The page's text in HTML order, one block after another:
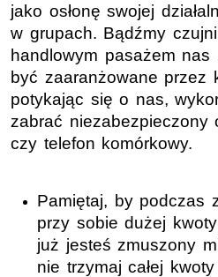
jako osłonę swojej
w grupach. Bądźmy
handlowym pasażem nas
być zaaranżowane przez
potykając się o nas,
zabrać niezabezpieczony
czy telefon komórkowy.
Pamiętaj, by podczas
przy sobie dużej
już jesteś zmuszony
nie trzymaj całej